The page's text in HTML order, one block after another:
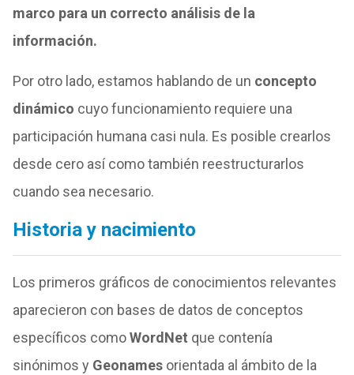
marco para un correcto análisis de la
información.
Por otro lado, estamos hablando de un concepto
dinámico cuyo funcionamiento requiere una
participación humana casi nula. Es posible crearlos
desde cero así como también reestructurarlos
cuando sea necesario.
Historia y nacimiento
Los primeros gráficos de conocimientos relevantes
aparecieron con bases de datos de conceptos
específicos comoWordNet que contenía
sinónimos y Geonamesorientada al ámbito de la